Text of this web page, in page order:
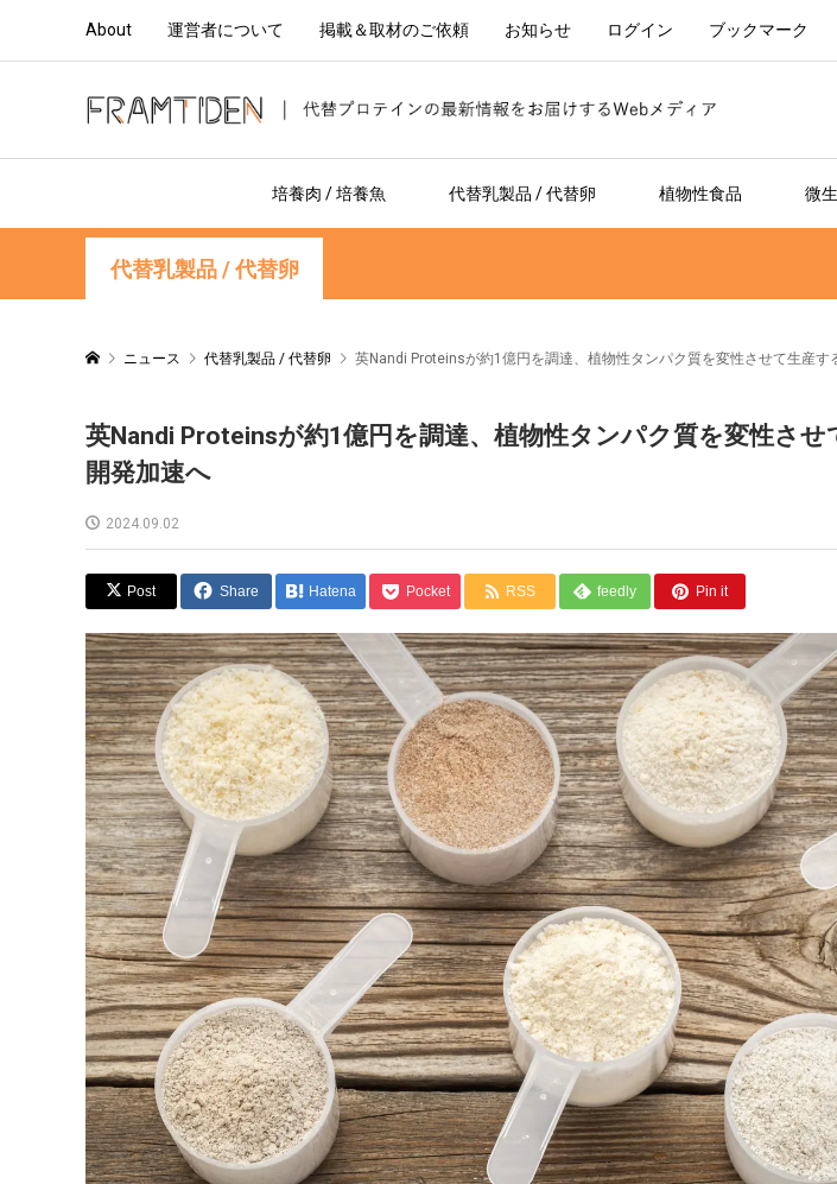
About 運営者について 掲載＆取材のご依頼 お知らせ ログイン ブックマーク
培養肉 / 培養魚 代替乳製品 / 代替卵 植物性食品 微
代替乳製品 / 代替卵
ニュース 代替乳製品 / 代替卵 英Nandi Proteinsが約1億円を調達、植物性タンパク質を変性させて生産す
英Nandi Proteinsが約1億円を調達、植物性タンパク質を変性させ
開発加速へ
2024.09.02
Post Share Hatena Pocket RSS feedly Pin it